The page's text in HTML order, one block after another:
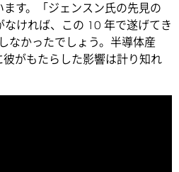
す。「ジェンスン氏の先見の
ければ、この 10 年で遂げてき
なかったでしょう。半導体産
がもたらした影響は計り知れ